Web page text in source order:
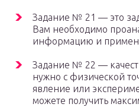
Задание № 21 — это
Вам необходимо
информацию и
Задание № 22 —
нужно с физической
явление или
можете получить